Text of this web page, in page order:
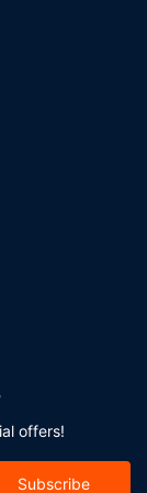
offers!
Subscribe